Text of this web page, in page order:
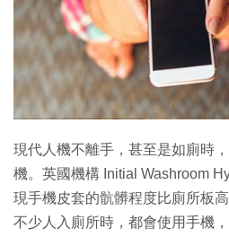
Enterprise Digital Transformation
特集
現代人機不離手，甚至是如廁時
機。英國機構 Initial Washroom
現手機皮套的骯髒程度比廁所板
不少人入廁所時，都會使用手機